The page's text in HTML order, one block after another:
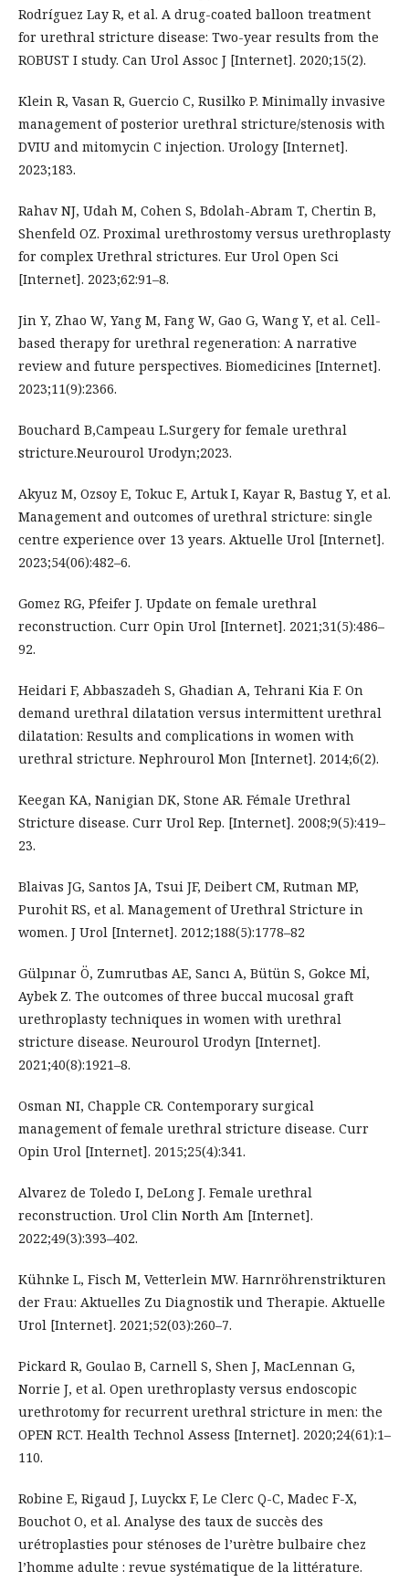
Rodríguez Lay R, et al. A drug-coated balloon treatment
for urethral stricture disease: Two-year results from the
ROBUST I study. Can Urol Assoc J [Internet]. 2020;15(2).
Klein R, Vasan R, Guercio C, Rusilko P. Minimally invasive
management of posterior urethral stricture/stenosis with
DVIU and mitomycin C injection. Urology [Internet].
2023;183.
Rahav NJ, Udah M, Cohen S, Bdolah-Abram T, Chertin B,
Shenfeld OZ. Proximal urethrostomy versus urethroplasty
for complex Urethral strictures. Eur Urol Open Sci
[Internet]. 2023;62:91–8.
Jin Y, Zhao W, Yang M, Fang W, Gao G, Wang Y, et al. Cell-
based therapy for urethral regeneration: A narrative
review and future perspectives. Biomedicines [Internet].
2023;11(9):2366.
Bouchard B,Campeau L.Surgery for female urethral
stricture.Neurourol Urodyn;2023.
Akyuz M, Ozsoy E, Tokuc E, Artuk I, Kayar R, Bastug Y, et al.
Management and outcomes of urethral stricture: single
centre experience over 13 years. Aktuelle Urol [Internet].
2023;54(06):482–6.
Gomez RG, Pfeifer J. Update on female urethral
reconstruction. Curr Opin Urol [Internet]. 2021;31(5):486–
92.
Heidari F, Abbaszadeh S, Ghadian A, Tehrani Kia F. On
demand urethral dilatation versus intermittent urethral
dilatation: Results and complications in women with
urethral stricture. Nephrourol Mon [Internet]. 2014;6(2).
Keegan KA, Nanigian DK, Stone AR. Fémale Urethral
Stricture disease. Curr Urol Rep. [Internet]. 2008;9(5):419–
23.
Blaivas JG, Santos JA, Tsui JF, Deibert CM, Rutman MP,
Purohit RS, et al. Management of Urethral Stricture in
women. J Urol [Internet]. 2012;188(5):1778–82
Gülpınar Ö, Zumrutbas AE, Sancı A, Bütün S, Gokce Mİ,
Aybek Z. The outcomes of three buccal mucosal graft
urethroplasty techniques in women with urethral
stricture disease. Neurourol Urodyn [Internet].
2021;40(8):1921–8.
Osman NI, Chapple CR. Contemporary surgical
management of female urethral stricture disease. Curr
Opin Urol [Internet]. 2015;25(4):341.
Alvarez de Toledo I, DeLong J. Female urethral
reconstruction. Urol Clin North Am [Internet].
2022;49(3):393–402.
Kühnke L, Fisch M, Vetterlein MW. Harnröhrenstrikturen
der Frau: Aktuelles Zu Diagnostik und Therapie. Aktuelle
Urol [Internet]. 2021;52(03):260–7.
Pickard R, Goulao B, Carnell S, Shen J, MacLennan G,
Norrie J, et al. Open urethroplasty versus endoscopic
urethrotomy for recurrent urethral stricture in men: the
OPEN RCT. Health Technol Assess [Internet]. 2020;24(61):1–
110.
Robine E, Rigaud J, Luyckx F, Le Clerc Q-C, Madec F-X,
Bouchot O, et al. Analyse des taux de succès des
urétroplasties pour sténoses de l’urètre bulbaire chez
l’homme adulte : revue systématique de la littérature.